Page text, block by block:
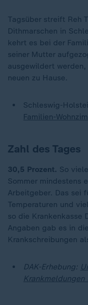
Tagsüber streift Reh
Dithmarschen in
kehrt es bei der
seiner Mutter
ausgewildert
neuen zu Hause.
Schleswig-
Familien-
Zahl des Tages
30,5 Prozent. So
Sommer mindestens
Arbeitgeber. Das sei
Temperaturen und
so die Krankenkasse
Angaben gab es in
Krankschreibungen
DAK-Erhebung:
Krankmeldungen